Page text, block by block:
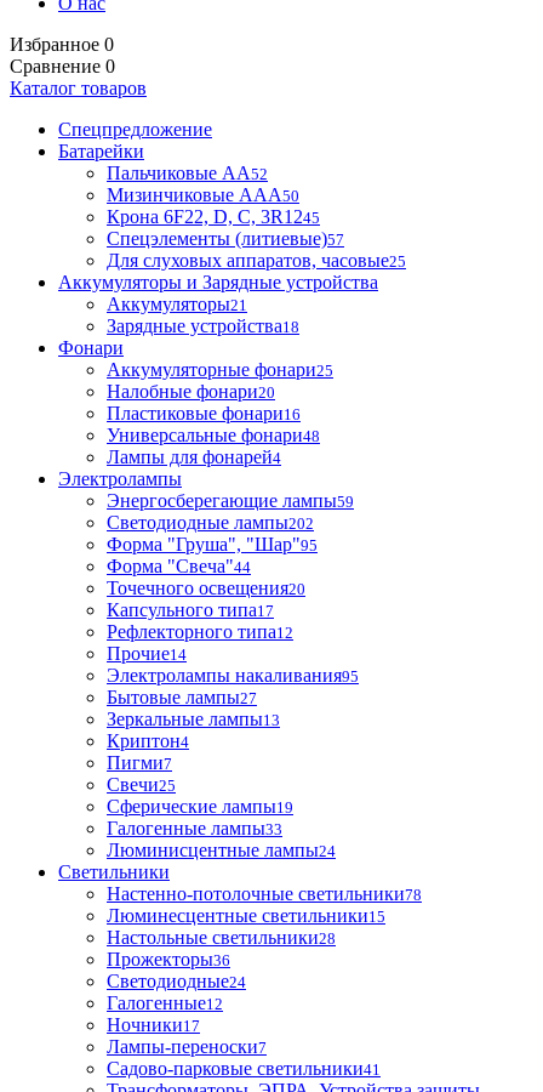
Избранное 0
Сравнение 0
Каталог товаров
Спецпредложение
Батарейки
Пальчиковые АА52
Мизинчиковые ААА50
Крона 6F22, D, C, 3R1245
Спецэлементы (литиевые)57
Для слуховых аппаратов, часовые25
Аккумуляторы и Зарядные устройства
Аккумуляторы21
Зарядные устройства18
Фонари
Аккумуляторные фонари25
Налобные фонари20
Пластиковые фонари16
Универсальные фонари48
Лампы для фонарей4
Электролампы
Энергосберегающие лампы59
Светодиодные лампы202
Форма "Груша", "Шар"95
Форма "Свеча"44
Точечного освещения20
Капсульного типа17
Рефлекторного типа12
Прочие14
Электролампы накаливания95
Бытовые лампы27
Зеркальные лампы13
Криптон4
Пигми7
Свечи25
Сферические лампы19
Галогенные лампы33
Люминисцентные лампы24
Светильники
Настенно-потолочные светильники78
Люминесцентные светильники15
Настольные светильники28
Прожекторы36
Светодиодные24
Галогенные12
Ночники17
Лампы-переноски7
Садово-парковые светильники41